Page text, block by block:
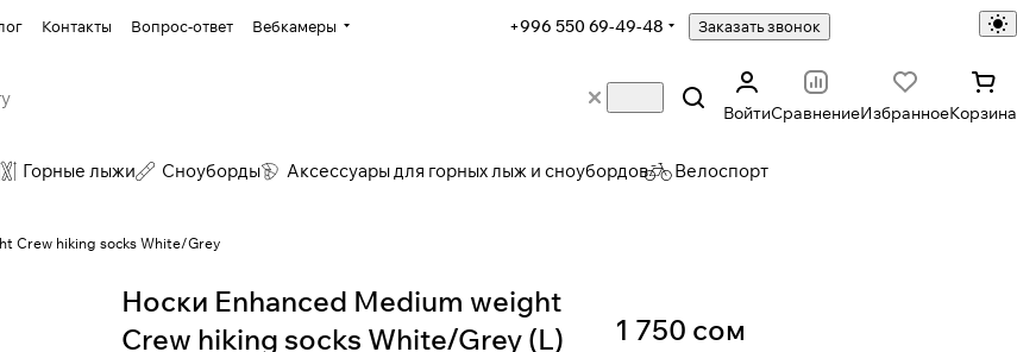
Контакты Вопрос-ответ Вебкамеры +996 550 69-49-48 Заказать звонок
ВойтиСравнениеИзбранноеКорзина
Горные лыжи Сноуборды Аксессуары для горных лыж и сноубордов Велоспорт
Crew hiking socks White/Grey
Носки Enhanced Medium weight
Crew hiking socks White/Grey (L)
1 750 сом